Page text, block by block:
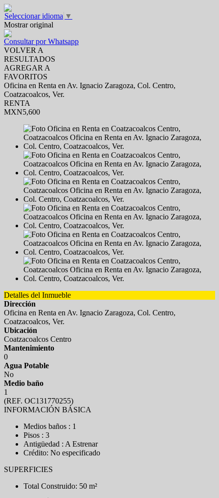
Seleccionar idioma ▼
Mostrar original
Consultar por Whatsapp
VOLVER A
RESULTADOS
AGREGAR A
FAVORITOS
Oficina en Renta en Av. Ignacio Zaragoza, Col. Centro,
Coatzacoalcos, Ver.
RENTA
MXN5,600
Detalles del Inmueble
Dirección
Oficina en Renta en Av. Ignacio Zaragoza, Col. Centro,
Coatzacoalcos, Ver.
Ubicación
Coatzacoalcos Centro
Mantenimiento
0
Agua Potable
No
Medio baño
1
(REF. OC131770255)
INFORMACIÓN BÁSICA
Medios baños : 1
Pisos : 3
Antigüedad : A Estrenar
Crédito: No especificado
SUPERFICIES
Total Construido: 50 m²